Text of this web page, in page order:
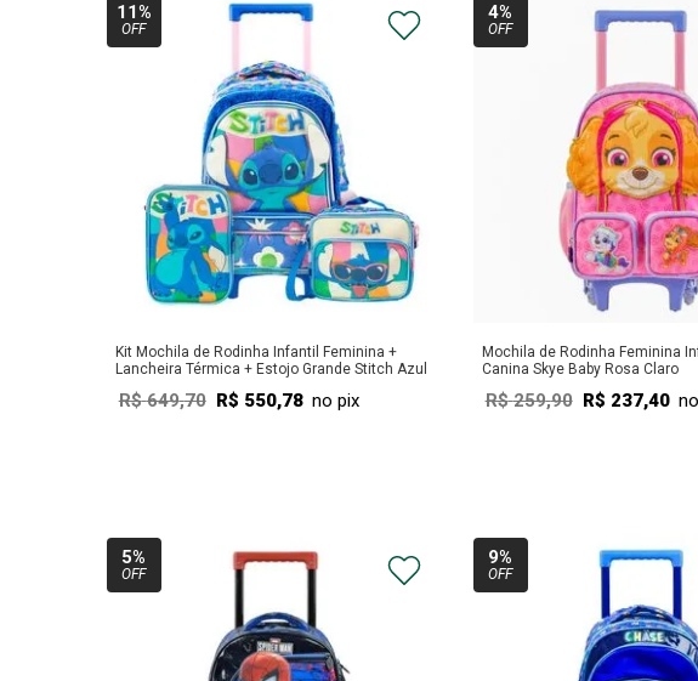
11%
Kit Mochila de Rodinha Infantil Feminina +
Lancheira Térmica + Estojo Grande Stitch Azul
R$ 649,70 R$ 550,78 no pix
4%
Mochila de Rodinha Feminina
Canina Skye Baby Rosa Claro
R$ 259,90 R$ 237,40
5% 9%